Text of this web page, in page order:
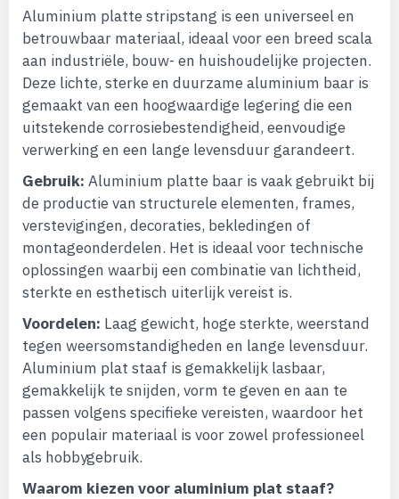
Aluminium platte stripstang is een universeel en
betrouwbaar materiaal, ideaal voor een breed scala
aan industriële, bouw- en huishoudelijke projecten.
Deze lichte, sterke en duurzame aluminium baar is
gemaakt van een hoogwaardige legering die een
uitstekende corrosiebestendigheid, eenvoudige
verwerking en een lange levensduur garandeert.
Gebruik: Aluminium platte baar is vaak gebruikt bij
de productie van structurele elementen, frames,
verstevigingen, decoraties, bekledingen of
montageonderdelen. Het is ideaal voor technische
oplossingen waarbij een combinatie van lichtheid,
sterkte en esthetisch uiterlijk vereist is.
Voordelen: Laag gewicht, hoge sterkte, weerstand
tegen weersomstandigheden en lange levensduur.
Aluminium plat staaf is gemakkelijk lasbaar,
gemakkelijk te snijden, vorm te geven en aan te
passen volgens specifieke vereisten, waardoor het
een populair materiaal is voor zowel professioneel
als hobbygebruik.
Waarom kiezen voor aluminium plat staaf?